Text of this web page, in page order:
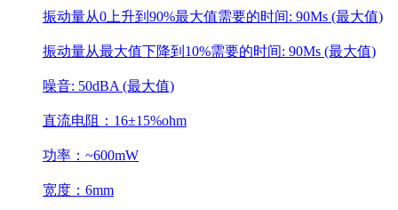
振动量从0上升到90%最大值需要的时间: 90Ms (最大值)
振动量从最大值下降到10%需要的时间: 90Ms (最大值)
噪音: 50dBA (最大值)
直流电阻：16±15%ohm
功率：~600mW
宽度：6mm